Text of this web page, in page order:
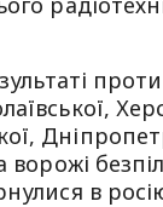
ворожі
в